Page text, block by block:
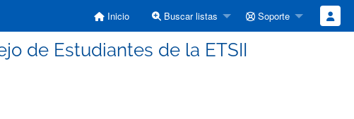
Inicio Buscar listas Soporte
de Estudiantes de la ETSII